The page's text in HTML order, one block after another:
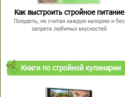
Как выстроить стройное питание
Похудеть, не считая каждую калорию и без
запрета любимых вкусностей
Книги по стройной кулинарии